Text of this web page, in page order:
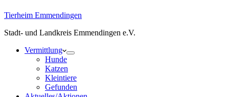
Tierheim Emmendingen
Stadt- und Landkreis Emmendingen e.V.
Vermittlung
Hunde
Katzen
Kleintiere
Gefunden